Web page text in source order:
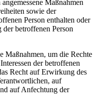
Maßnahmen
sowie der
Person enthalten oder
betroffenen Person
Maßnahmen, um die Rechte
der betroffenen
Recht auf Erwirkung des
auf
auf Anfechtung der